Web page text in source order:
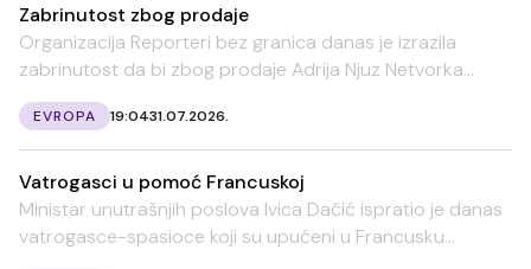
Zabrinutost zbog prodaje
Organizacija Reporteri bez granica danas je izrazila
zabrinutost da bi zbog prodaje Adrija Njuz Netvorka...
EVROPA 19:0431.07.2026.
Vatrogasci u pomoć Francuskoj
Ministar unutrašnjih poslova Ivica Dačić ispratio je danas
vatrogasce-spasioce koji su upućeni u Francusku...